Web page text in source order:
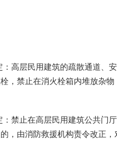
高层民用建筑的疏散通道、
，禁止在消火栓箱内堆放杂
禁止在高层民用建筑公共门
，由消防救援机构责令改正